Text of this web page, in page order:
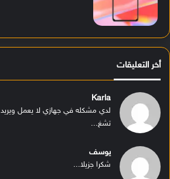
أخر التعليقات
Karla
لدي مشكله في جهازي لا يعمل ويريد
تشغ...
يوسف
شكرا جزيلا...